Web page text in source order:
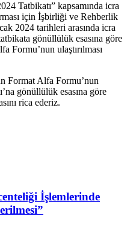
Tatbikatı” kapsamında icra
için İşbirliği ve Rehberlik
2024 tarihleri arasında icra
gönüllülük esasına göre
Formu’nun ulaştırılması
Format Alfa Formu’nun
gönüllülük esasına göre
rica ederiz.
İşlemlerinde